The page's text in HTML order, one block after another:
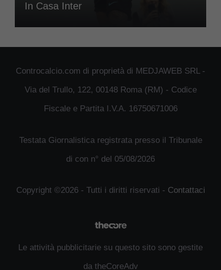
In Casa Inter
Controcalcio.com di proprietà di MEDJAWEB SRL -
Via del Trullo, 122, 00148 Roma (RM) - Codice
Fiscale e Partita I.V.A. 16750671006
Testata Giornalistica registrata presso il Tribunale
di con n° del 05/08/2026
Copyright ©2026 - Tutti i diritti riservati - Contattaci
Le attività pubblicitarie su questo sito sono gestite
da theCoreAdv